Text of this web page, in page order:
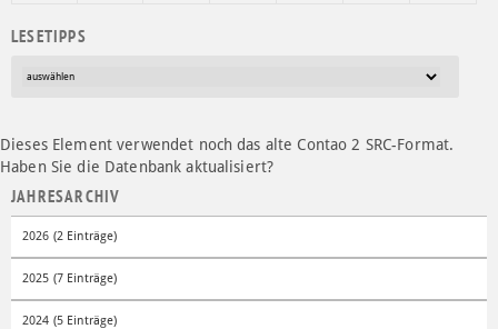
LESETIPPS
Dieses Element verwendet noch das alte Contao 2 SRC-Format.
Haben Sie die Datenbank aktualisiert?
JAHRESARCHIV
2026 (2 Einträge)
2025 (7 Einträge)
2024 (5 Einträge)